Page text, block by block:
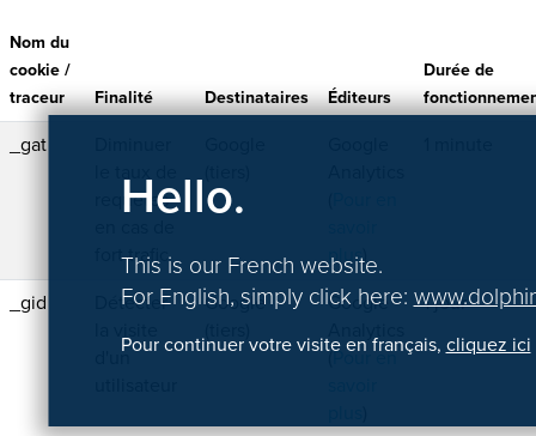
Nom du
cookie /
traceur
Finalité Destinataires Éditeurs
Durée de
_gat
requêtes
fort trafic
plus)
_gid
Détecter
d'un
Google
Google
(Pour en
1 jour
Hello.
This is our French website.
For English, simply click here:
Pour continuer votre visite en français, cliquez ici